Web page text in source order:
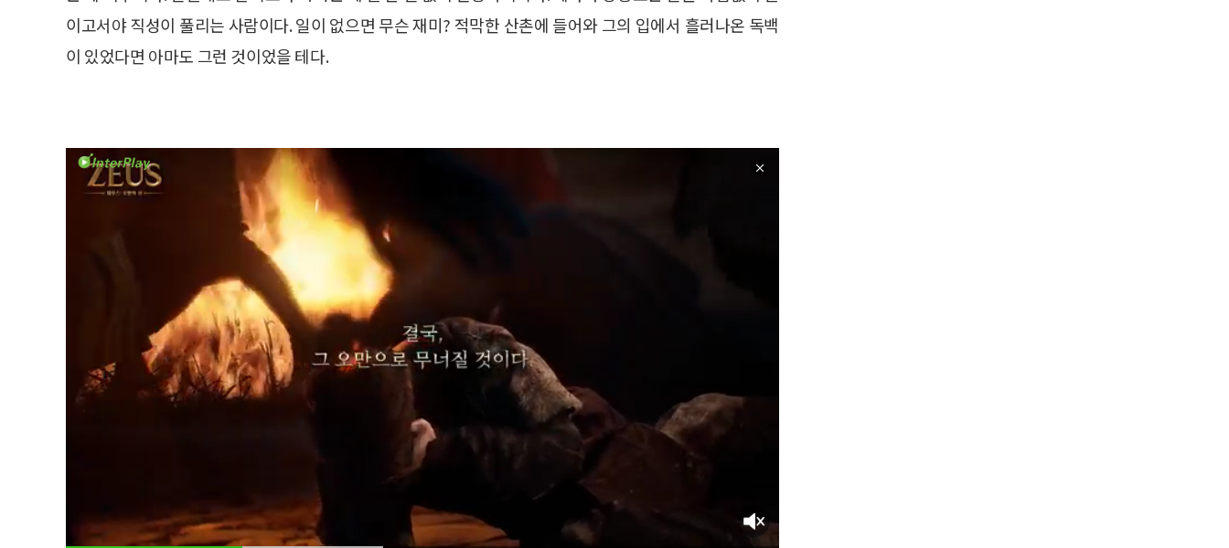
이고서야 직성이 풀리는 사람이다. 일이 없으면 무슨 재미? 적막한 산촌에 들어와 그의 입에서 흘러나온 독백
이 있었다면 아마도 그런 것이었을 테다.